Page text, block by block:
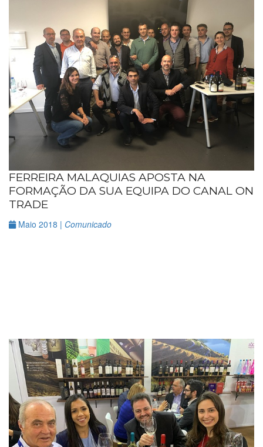
FERREIRA MALAQUIAS APOSTA NA
FORMAÇÃO DA SUA EQUIPA DO CANAL ON
TRADE
Maio 2018 | Comunicado